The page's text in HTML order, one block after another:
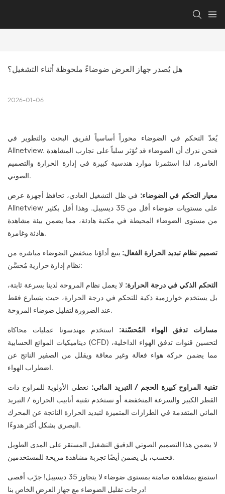
هل يُصدر جهاز العرض ضوضاءً ملحوظة أثناء التشغيل؟
2026-01-06
يُعدّ التحكم في الضوضاء محوراً أساسياً لفريق البحث والتطوير في
Allnetview. فنحن ندرك أن الضوضاء قد تُؤثر سلباً على تجارب المشاهدة
الغامرة، لذا استثمرنا موارد هندسية كبيرة في إدارة الحرارة والتصميم
الصوتي.
معيار التحكم في الضوضاء: في ظل التشغيل العادي، تحافظ أجهزة عرض
Allnetview على مستويات ضوضاء أقل من 35 ديسيبل. وهذا أقل بكثير
من مستوى الضوضاء المحيطة في مكتبة هادئة، مما يضمن بيئة مشاهدة
هادئة وغامرة.
تصميم نظام تبديد الحرارة الفعال: ينبع أداؤنا منخفض الضوضاء مباشرة من
نظام إدارة حرارية مُحسَّن:
التحكم الذكي في درجة الحرارة: لا يعمل نظام المروحة لدينا بسرعة ثابتة،
بل يستخدم خوارزمية ذكية للتحكم في درجة الحرارة، حيث يتسارع فقط
عند الضرورة لتقليل ضوضاء المروحة.
مسارات تدفق الهواء المُحسّنة: استخدم مهندسونا عمليات محاكاة
ديناميكيات الموائع الحسابية (CFD) لتحسين قنوات تدفق الهواء الداخلية،
مما يضمن حركة هواء فعالة وغير معاقة ويقلل من الصفير الناتج عن
اضطراب الهواء.
تقنية المراوح كبيرة الحجم / التبريد المائي: نعطي الأولوية للمراوح ذات
القطر الكبير والسرعة المنخفضة أو نستخدم تقنية أنابيب الحرارة / التبريد
المائي المتقدمة في الطرازات المتميزة لتبديد الحرارة الناتجة عن المحرك
البصري بشكل أكثر هدوءًا.
لا يضمن هذا التصميم الصوتي الدقيق التشغيل المستقر على المدى الطويل
فحسب، بل يضمن أيضًا تجربة مشاهدة مريحة للمستخدمين.
استمتع بمشاهدة صامتة بمستوى ضوضاء لا يتجاوز 35 ديسيبل! جرّب أقصى
درجات تقليل الضوضاء مع جهاز العرض الخاص بنا!